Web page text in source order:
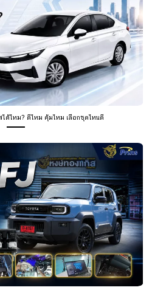
ด้ไหม? ดีไหม คุ้มไหม เลือกชุดไหนดี